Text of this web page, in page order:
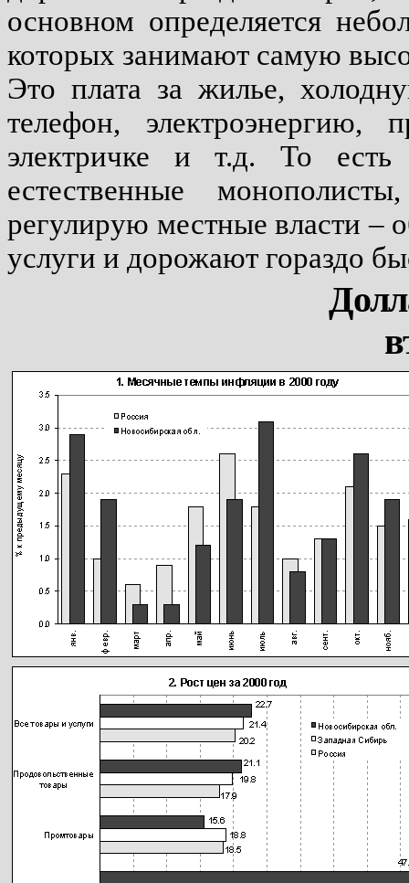
основном определяется
которых занимают самую
Это плата за жилье,
телефон, электроэнергию,
электричке и т.д. То есть
естественные
регулирую местные власти –
услуги и дорожают гораздо